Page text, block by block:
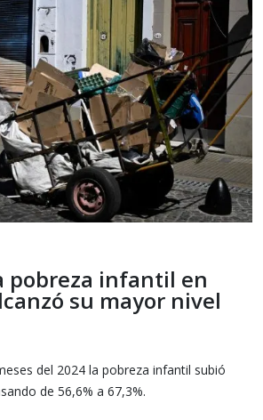
pobreza infantil en
su mayor nivel
del 2024 la pobreza infantil subió
de 56,6% a 67,3%.